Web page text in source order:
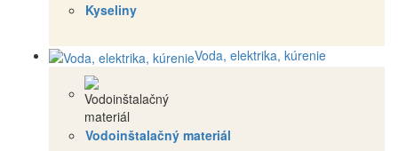
Kyseliny
Voda, elektrika, kúrenie
Vodoinštalačný materiál